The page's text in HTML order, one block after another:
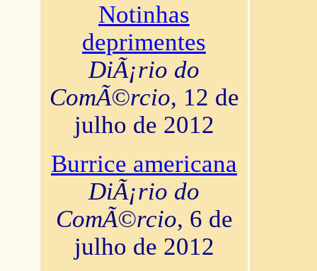
Notinhas
deprimentes
DiÃ¡rio do
ComÃ©rcio, 12 de
julho de 2012
Burrice americana
DiÃ¡rio do
ComÃ©rcio, 6 de
julho de 2012